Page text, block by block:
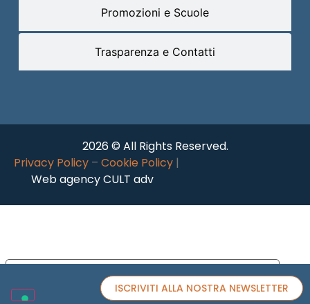
Promozioni e Scuole
Trasparenza e Contatti
2026 © All Rights Reserved.
Privacy Policy – Cookie Policy |
Web agency CULT adv
ISCRIVITI ALLA NOSTRA NEWSLETTER
Informativa sulla raccolta